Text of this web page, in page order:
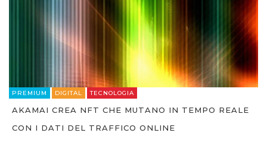
PREMIUM DIGITAL TECNOLOGIA
AKAMAI CREA NFT CHE MUTANO IN TEMPO REALE
CON I DATI DEL TRAFFICO ONLINE